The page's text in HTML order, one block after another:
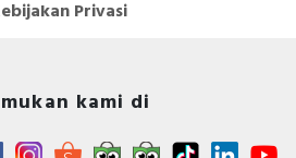
Privasi
kami di